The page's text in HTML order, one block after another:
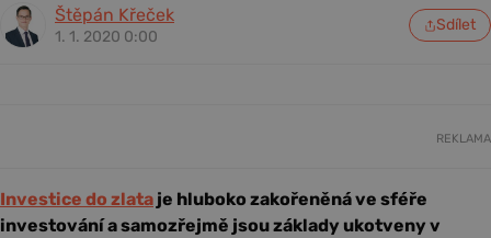
Štěpán Křeček
1. 1. 2020 0:00
Sdílet
REKLAMA
Investice do zlata je hluboko zakořeněná ve sféře
investování a samozřejmě jsou základy ukotveny v